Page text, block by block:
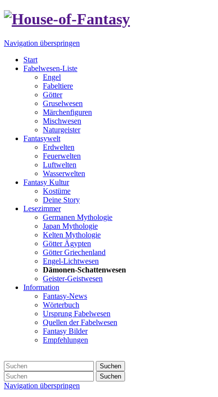
Navigation überspringen
Start
Fabelwesen-Liste
Engel
Fabeltiere
Götter
Gruselwesen
Märchenfiguren
Mischwesen
Naturgeister
Fantasywelt
Erdwelten
Feuerwelten
Luftwelten
Wasserwelten
Fantasy Kultur
Kostüme
Deine Story
Lesezimmer
Germanen Mythologie
Japan Mythologie
Kelten Mythologie
Götter Ägypten
Götter Griechenland
Engel-Lichtwesen
Dämonen-Schattenwesen
Geister-Geistwesen
Information
Fantasy-News
Wörterbuch
Ursprung Fabelwesen
Quellen der Fabelwesen
Fantasy Bilder
Empfehlungen
Suchen
Suchen
Navigation überspringen